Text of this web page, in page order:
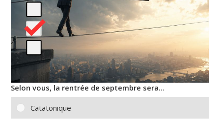
Selon vous, la rentrée de septembre sera…
Catatonique